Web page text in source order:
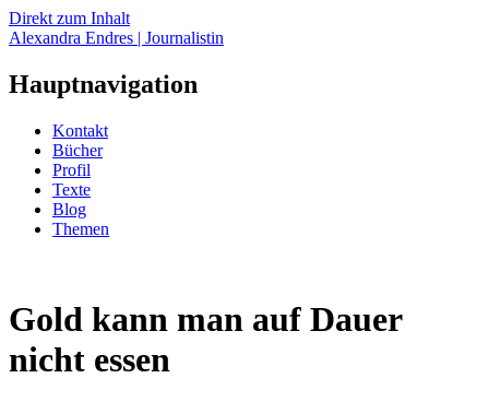
Direkt zum Inhalt
Alexandra Endres | Journalistin
Hauptnavigation
Kontakt
Bücher
Profil
Texte
Blog
Themen
Gold kann man auf Dauer
nicht essen